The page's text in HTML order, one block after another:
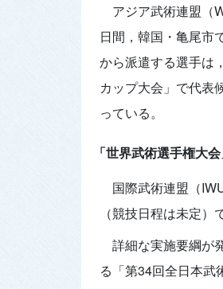
アジア武術連盟（
日間，韓国・亀尾市
から派遣する選手は
カップ大会」で代表
っている。
「世界武術選手権大会
国際武術連盟（
（競技日程は未定）
詳細な実施要綱が
る「第34回全日本武